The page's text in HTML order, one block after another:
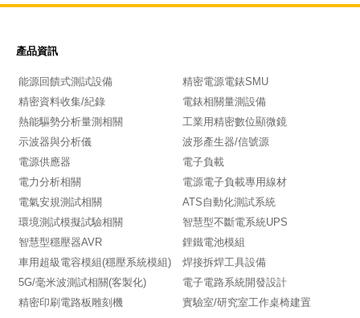
產品資訊
能源回饋式測試設備
精密電源電錶SMU
精密資料收集/紀錄
電錶相關量測設備
熱能驅勢分析量測相關
工業用精密數位顯微鏡
示波器與分析儀
波形產生器/信號源
電源供應器
電子負載
電力分析相關
電源電子負載專用線材
電氣安規測試相關
ATS自動化測試系統
環境測試模擬試驗相關
智慧型不斷電系統UPS
智慧型穩壓器AVR
鋰鐵電池模組
車用超級電容模組(穩壓系統模組)
焊接拆焊工具設備
5G/毫米波測試相關(客製化)
電子電路系統開發設計
精密印刷電路板雕刻機
實驗室/研究室工作桌椅建置